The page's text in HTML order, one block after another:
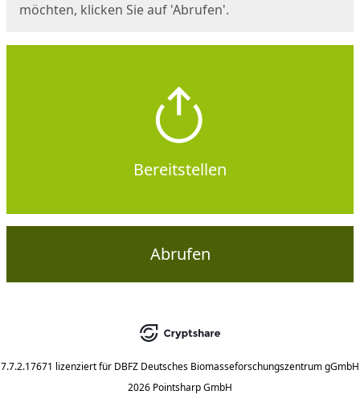
möchten, klicken Sie auf 'Abrufen'.
Bereitstellen
Abrufen
7.7.2.17671 lizenziert für DBFZ Deutsches Biomasseforschungszentrum gGmbH
2026 Pointsharp GmbH